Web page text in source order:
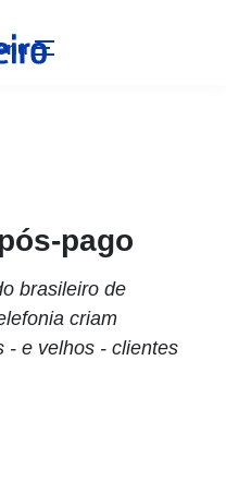
pago
brasileiro de
criam
- e velhos - clientes